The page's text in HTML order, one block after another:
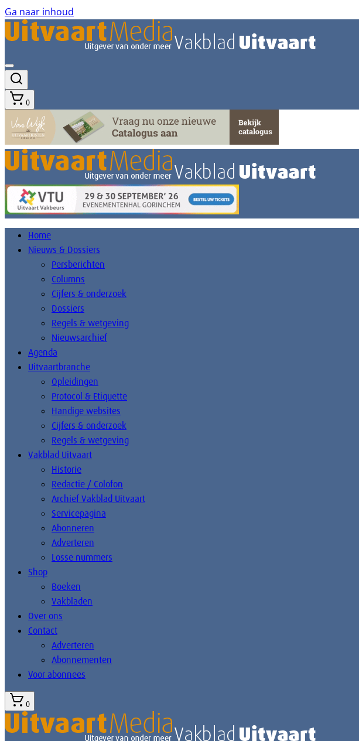
Ga naar inhoud
0
Home
Nieuws & Dossiers
Persberichten
Columns
Cijfers & onderzoek
Dossiers
Regels & wetgeving
Nieuwsarchief
Agenda
Uitvaartbranche
Opleidingen
Protocol & Etiquette
Handige websites
Cijfers & onderzoek
Regels & wetgeving
Vakblad Uitvaart
Historie
Redactie / Colofon
Archief Vakblad Uitvaart
Servicepagina
Abonneren
Adverteren
Losse nummers
Shop
Boeken
Vakbladen
Over ons
Contact
Adverteren
Abonnementen
Voor abonnees
0